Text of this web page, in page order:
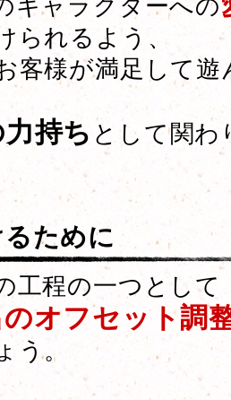
キャラクターへの
られるよう、
客様が満足して遊
持ち として関わ
ために
工程の一つとして
オフセット調
う。